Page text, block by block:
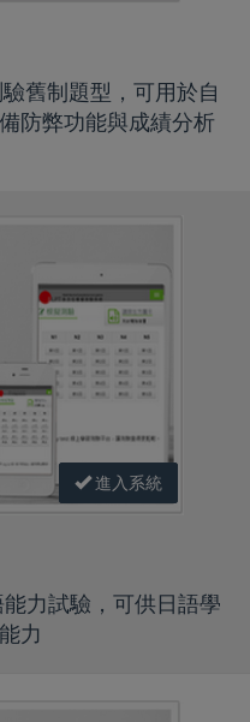
舊制題型，可用於自
防弊功能與成績分析
進入系統
力試驗，可供日語學
力